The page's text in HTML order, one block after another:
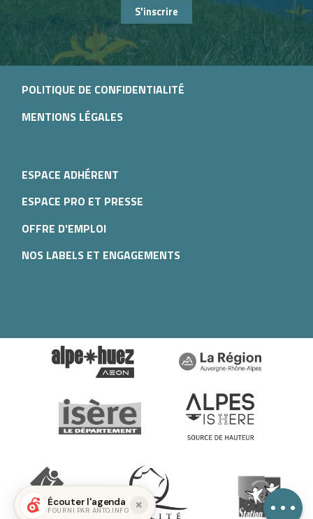
Prestations
Contacter par
email
S'inscrire
POLITIQUE DE CONFIDENTIALITÉ
MENTIONS LÉGALES
ESPACE ADHÉRENT
ESPACE PRO ET PRESSE
OFFRE D'EMPLOI
NOS LABELS ET ENGAGEMENTS
Écouter l'agenda
FOURNI PAR ANTO.INFO